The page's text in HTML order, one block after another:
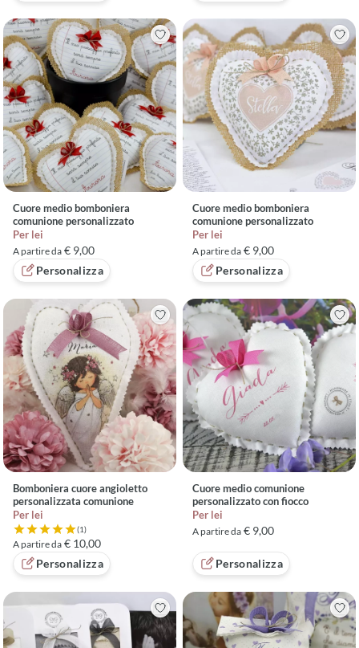
Cuore medio bomboniera
comunione personalizzato
Per lei
A partire da € 9,00
Personalizza
Cuore medio bomboniera
comunione personalizzato
Per lei
A partire da € 9,00
Personalizza
Bomboniera cuore angioletto
personalizzata comunione
Per lei
(1)
Valutazione 5 su 5 basata su 1 recensioni
A partire da € 10,00
Personalizza
Cuore medio comunione
personalizzato con fiocco
Per lei
A partire da € 9,00
Personalizza